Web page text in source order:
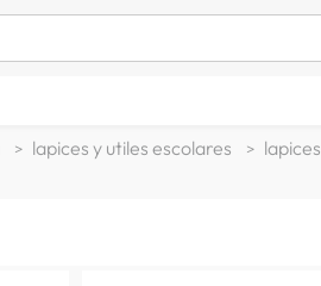
lapices y utiles escolares lapices